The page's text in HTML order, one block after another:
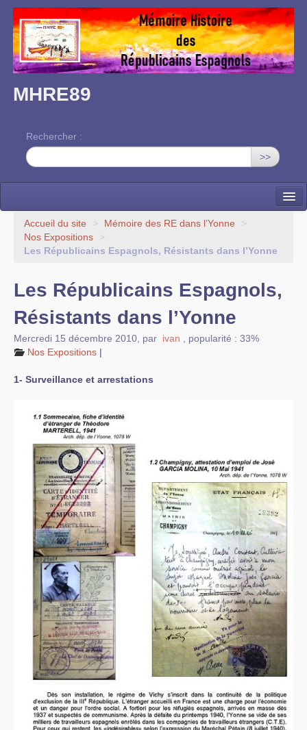
MHRE89
Rechercher :
>>
Accueil
L’association
Nos rendez-vous
Bibliographie
Nous contacter
Accueil du site > Mémoire des RE dans l’Yonne
>
Nos Expositions
>
Les Républicains Espagnols, Résistants dans l’Yonne
Les Républicains Espagnols,
Résistants dans l’Yonne
Mercredi 15 décembre 2010 par ivan
popularité : 33%
Nos Expositions |
1- Surveillance et arrestations